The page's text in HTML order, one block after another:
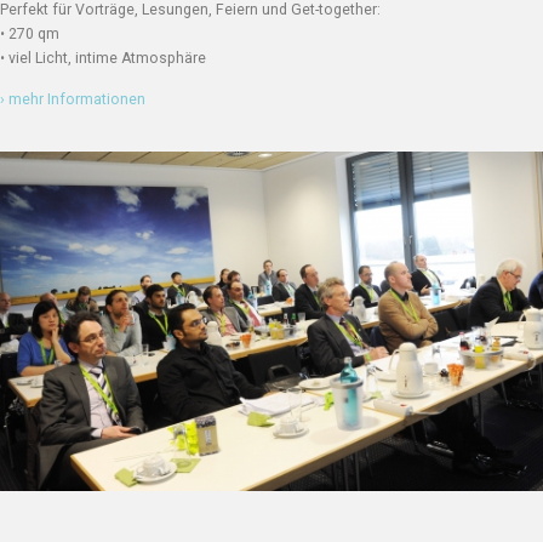
Perfekt für Vorträge, Lesungen, Feiern und Get-together:
• 270 qm
• viel Licht, intime Atmosphäre
› mehr Informationen